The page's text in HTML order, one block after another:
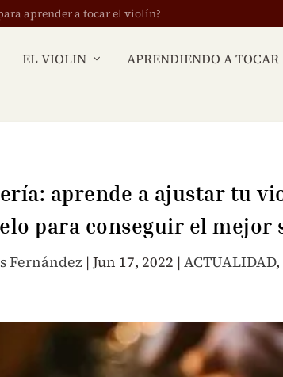
aprender a tocar el violín?
EL VIOLIN APRENDIENDO A TOCAR
aprende a ajustar tu
para conseguir el mejor
Fernández |Jun 17, 2022 |ACTUALIDAD,